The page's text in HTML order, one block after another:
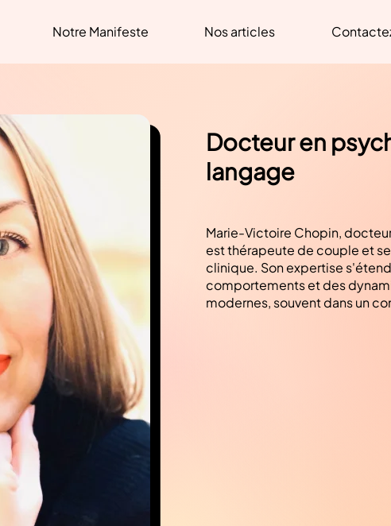
Notre Manifeste Nos articles
Docteur en
langage
Marie-Victoire Chopin,
est thérapeute de couple et
clinique. Son expertise
comportements et des
modernes, souvent dans un